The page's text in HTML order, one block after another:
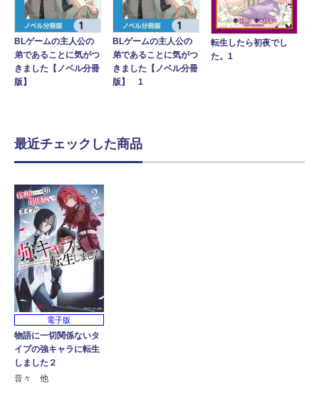
BLゲームの主人公の
弟であることに気がつ
きました【ノベル分冊
版】
BLゲームの主人公の
弟であることに気がつ
きました【ノベル分冊
版】 1
転生したら初夜でし
た。1
最近チェックした商品
電子版
物語に一切関係ないタ
イプの強キャラに転生
しました２
音々 他